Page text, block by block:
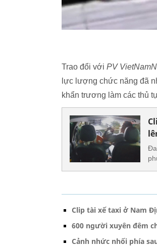
Trao đổi với PV
lực lượng chức năng đã
khẩn trương làm các thủ
Clip tài xế taxi ở Nam
600 người xuyên đêm
Cảnh nhức nhối phía